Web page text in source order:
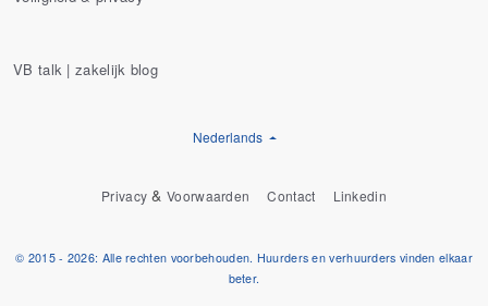
VB talk | zakelijk blog
Nederlands
Privacy &Voorwaarden Contact Linkedin
© 2015 - 2026: Alle rechten voorbehouden. Huurders en verhuurders vinden elkaar
beter.